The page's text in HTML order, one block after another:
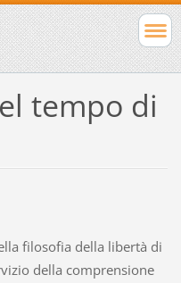
tempo di
filosofia della libertà di
della comprensione